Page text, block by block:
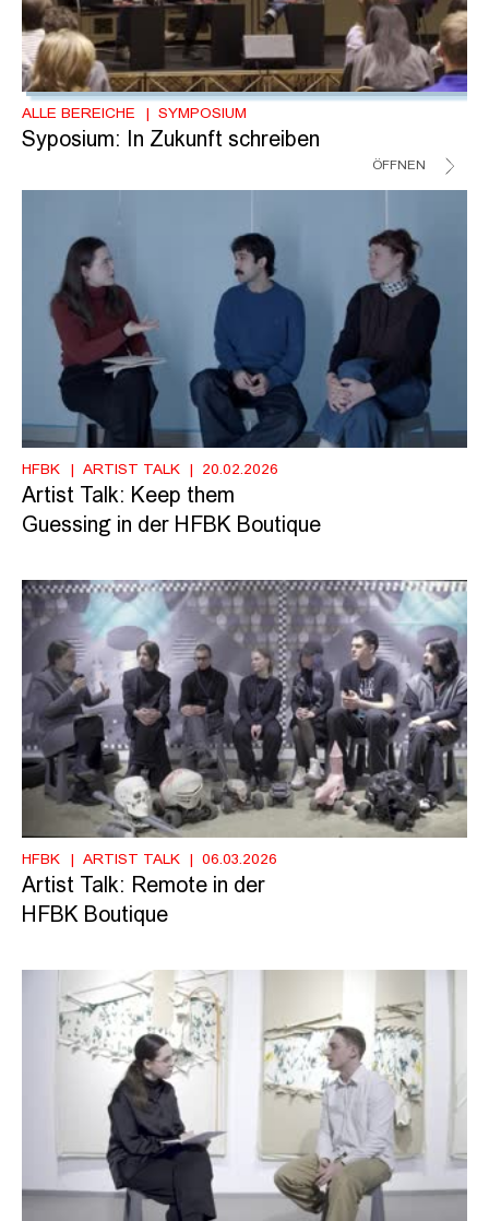
ALLE BEREICHE SYMPOSIUM
Syposium: In Zukunft schreiben
ÖFFNEN
HFBK ARTIST TALK 20.02.2026
Artist Talk: Keep them
Guessing in der HFBK Boutique
HFBK ARTIST TALK 06.03.2026
Artist Talk: Remote in der
HFBK Boutique